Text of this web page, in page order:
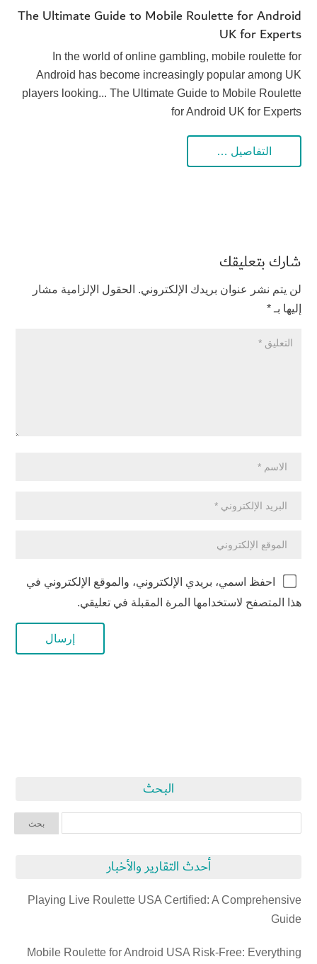
The Ultimate Guide to Mobile Roulette for Android
UK for Experts
In the world of online gambling, mobile roulette for
Android has become increasingly popular among UK
players looking... The Ultimate Guide to Mobile Roulette
for Android UK for Experts
التفاصيل …
شارك بتعليقك
لن يتم نشر عنوان بريدك الإلكتروني. الحقول الإلزامية مشار
إليها بـ *
احفظ اسمي، بريدي الإلكتروني، والموقع الإلكتروني في
هذا المتصفح لاستخدامها المرة المقبلة في تعليقي.
البحث
أحدث التقارير والأخبار
Playing Live Roulette USA Certified: A Comprehensive
Guide
Mobile Roulette for Android USA Risk-Free: Everything